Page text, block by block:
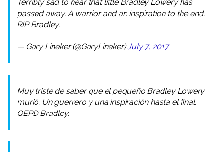
Terribly sad to hear that little Bradley Lowery has
passed away. A warrior and an inspiration to the end.
RIP Bradley.
— Gary Lineker (@GaryLineker)July 7, 2017
Muy triste de saber que el pequeño Bradley Lowery
murió. Un guerrero y una inspiración hasta el final.
QEPD Bradley.